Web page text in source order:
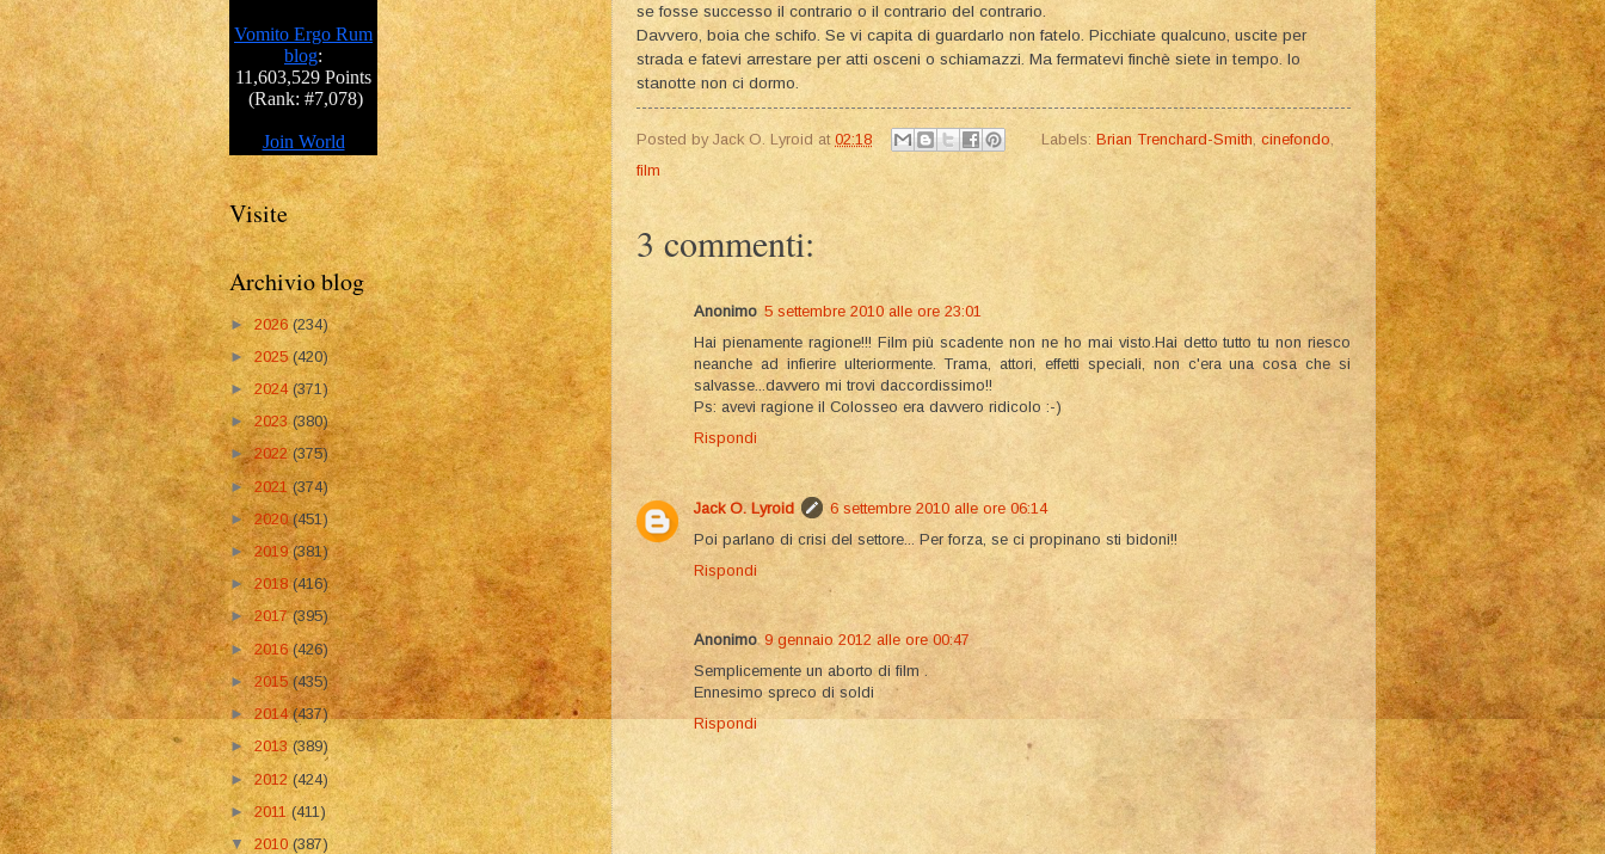
se fosse successo il contrario o il contrario del contrario.
Davvero, boia che schifo. Se vi capita di guardarlo non fatelo. Picchiate qualcuno, uscite per
strada e fatevi arrestare per atti osceni o schiamazzi. Ma fermatevi finchè siete in tempo. Io
stanotte non ci dormo.
Posted by Jack O. Lyroid at 02:18 Labels: Brian Trenchard-Smith ,cinefondo
film
3 commenti:
Anonimo 5 settembre 2010 alle ore 23:01
Hai pienamente ragione!!! Film più scadente non ne ho mai visto.Hai detto tutto tu non riesco
neanche ad infierire ulteriormente. Trama, attori, effetti speciali, non c'era una cosa che si
salvasse...davvero mi trovi daccordissimo!!
Ps: avevi ragione il Colosseo era davvero ridicolo :-)
Rispondi
Jack O. Lyroid
6 settembre 2010 alle ore 06:14
Poi parlano di crisi del settore... Per forza, se ci propinano sti bidoni!!
Rispondi
Anonimo 9 gennaio 2012 alle ore 00:47
Semplicemente un aborto di film .
Ennesimo spreco di soldi
Rispondi
Visite
Archivio blog
► 2026(234)
►2025(420)
►2024 (371)
►2023(380)
►2022 (375)
►2021(374)
►2020(451)
►2019(381)
►2018(416)
►2017(395)
►2016(426)
►2015(435)
►2014(437)
►2013(389)
►2012(424)
►2011(411)
▼2010(387)